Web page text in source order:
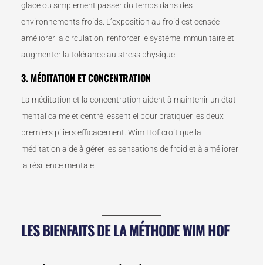
glace ou simplement passer du temps dans des
environnements froids. L’exposition au froid est censée
améliorer la circulation, renforcer le système immunitaire et
augmenter la tolérance au stress physique.
3. MÉDITATION ET CONCENTRATION
La méditation et la concentration aident à maintenir un état
mental calme et centré, essentiel pour pratiquer les deux
premiers piliers efficacement. Wim Hof croit que la
méditation aide à gérer les sensations de froid et à améliorer
la résilience mentale.
LES BIENFAITS DE LA MÉTHODE WIM HOF